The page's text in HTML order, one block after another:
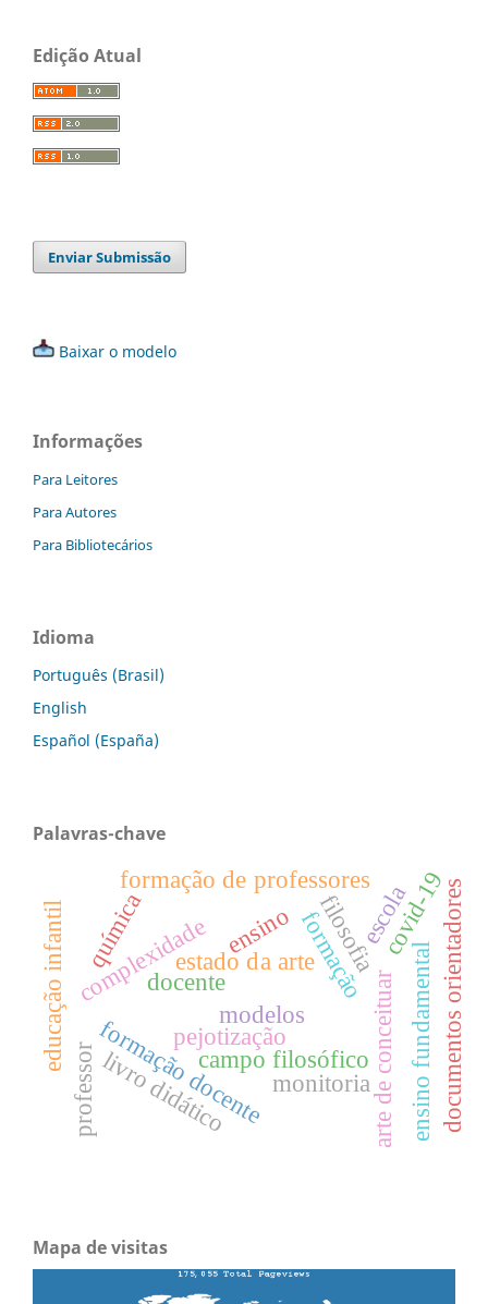
Edição Atual
Enviar Submissão
Baixar o modelo
Informações
Para Leitores
Para Autores
Para Bibliotecários
Idioma
Português (Brasil)
English
Español (España)
Palavras-chave
estado da arte
complexidade formação
filosofia
arte de conceituar
campo filosófico
formação de professores covid-19
ensino fundamentaldocumentos orientadores
formação docente
livro didático
pejotização
professor
docente
educação infantil modelos
química
monitoria
ensino escola
Mapa de visitas